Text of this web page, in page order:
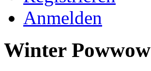
Anmelden
Winter Powwow